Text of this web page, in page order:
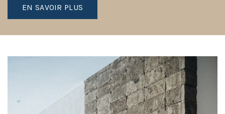
EN SAVOIR PLUS